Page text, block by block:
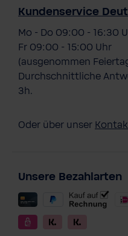
Kundenservice
Mo - Do 09:00 - 16:30
Fr 09:00 - 15:00 Uhr
(ausgenommen
Durchschnittliche
3h.
Oder über unser
Unsere Bezahlarten